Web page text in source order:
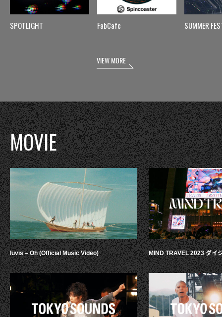
SPOTLIGHT FabCafe SUMMER
VIEW MORE
MOVIE
luvis – Oh (Official Music Video) MIND TRAVEL 2023 ダイ